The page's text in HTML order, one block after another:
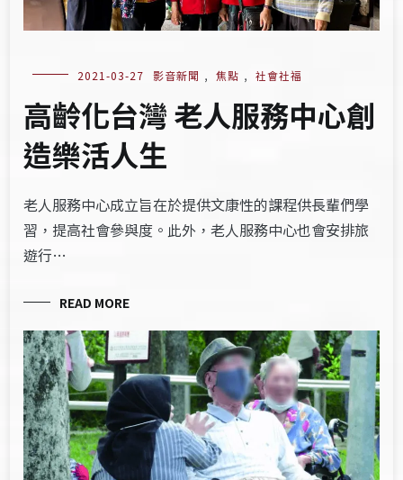
2021-03-27 影音新聞 , 焦點 , 社會社福
高齡化台灣 老人服務中心創
造樂活人生
老人服務中心成立旨在於提供文康性的課程供長輩們學
習，提高社會參與度。此外，老人服務中心也會安排旅
遊行…
READ MORE